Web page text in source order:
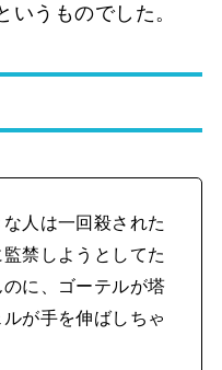
いうものでした。
人は一回殺された
禁しようとしてた
に、ゴーテルが塔
が手を伸ばしちゃ